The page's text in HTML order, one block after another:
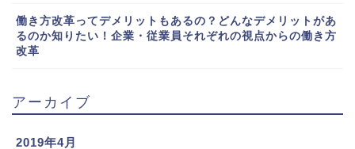
働き方改革ってデメリットもあるの？どんなデメリットがあ
るのか知りたい！企業・従業員それぞれの視点からの働き方
改革
アーカイブ
2019年4月